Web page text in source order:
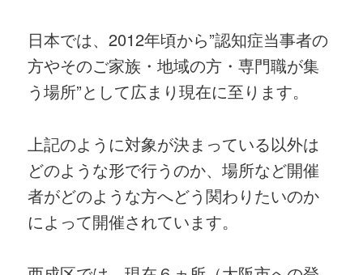
日本では、2012年頃から”認知症当事者の
方やそのご家族・地域の方・専門職が集
う場所”として広まり現在に至ります。
上記のように対象が決まっている以外は
どのような形で行うのか、場所など開催
者がどのような方へどう関わりたいのか
によって開催されています。